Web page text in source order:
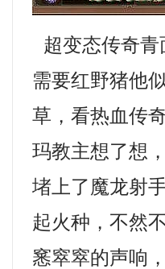
超变态传奇
需要红野猪他
草，看热血传
玛教主想了想
堵上了魔龙射
起火种，不然
窸窣窣的声响